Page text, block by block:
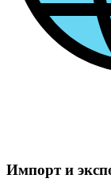
Импорт и